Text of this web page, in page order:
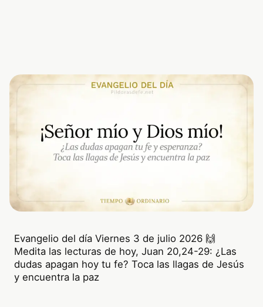
Evangelio del día Viernes 3 de julio 2026 🙌
Medita las lecturas de hoy, Juan 20,24-29: ¿Las
dudas apagan hoy tu fe? Toca las llagas de Jesús
y encuentra la paz